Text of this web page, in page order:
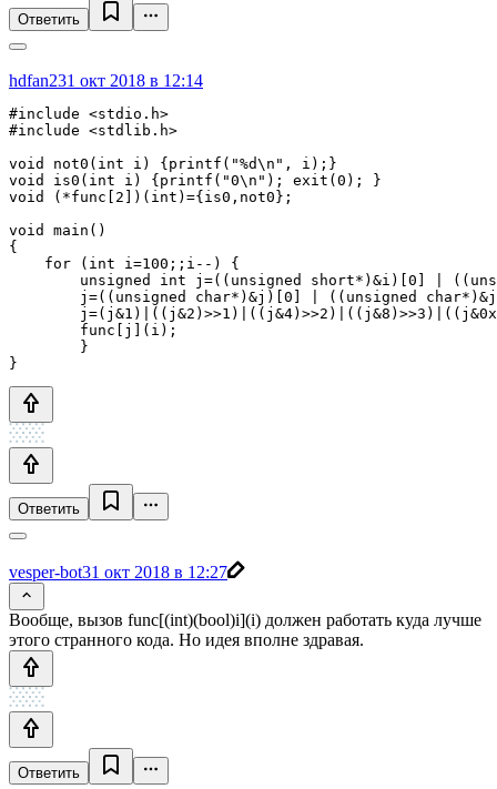
Ответить
hdfan231 окт 2018 в 12:14
#include <stdio.h>
#include <stdlib.h>
void not0(int i) {printf("%d\n", i);}
void is0(int i) {printf("0\n"); exit(0); }
void (*func[2])(int)={is0,not0};
void main()
{
    for (int i=100;;i--) {
unsigned int j=((unsigned short*)&i)[0] |
j=((unsigned char*)&j)[0] | ((unsigned
        func[j](i);
        }
Ответить
vesper-bot31 окт 2018 в 12:27
Вообще, вызов func[(int)(bool)i](i) должен работать куда лучше
этого странного кода. Но идея вполне здравая.
Ответить